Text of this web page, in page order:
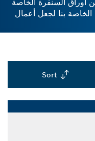
السنفرة الخاصة
بنا لجعل أعمال
لوحة السنفرة التحكم في
أطول أيضًا، لأنها
وسادة مع أداة
Sort